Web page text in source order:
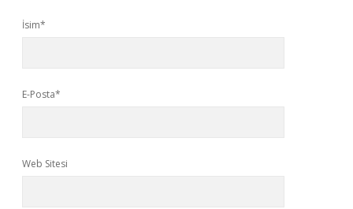
İsim*
E-Posta*
Web Sitesi